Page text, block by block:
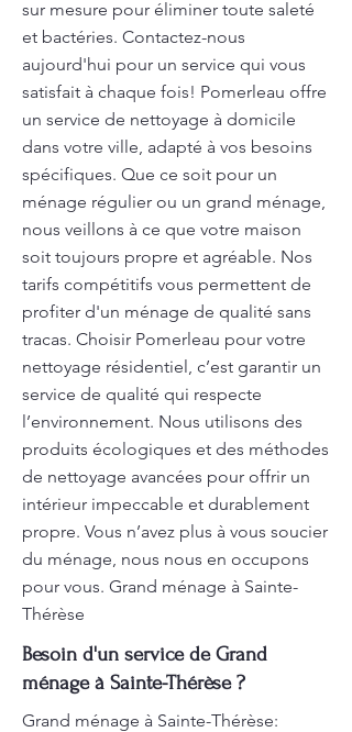
sur mesure pour éliminer toute saleté
et bactéries. Contactez-nous
aujourd'hui pour un service qui vous
satisfait à chaque fois! Pomerleau offre
un service de nettoyage à domicile
dans votre ville, adapté à vos besoins
spécifiques. Que ce soit pour un
ménage régulier ou un grand ménage,
nous veillons à ce que votre maison
soit toujours propre et agréable. Nos
tarifs compétitifs vous permettent de
profiter d'un ménage de qualité sans
tracas. Choisir Pomerleau pour votre
nettoyage résidentiel, c’est garantir un
service de qualité qui respecte
l’environnement. Nous utilisons des
produits écologiques et des méthodes
de nettoyage avancées pour offrir un
intérieur impeccable et durablement
propre. Vous n’avez plus à vous soucier
du ménage, nous nous en occupons
pour vous. Grand ménage à Sainte-
Thérèse
Besoin d'un service de Grand
ménage à Sainte-Thérèse ?
Grand ménage à Sainte-Thérèse: